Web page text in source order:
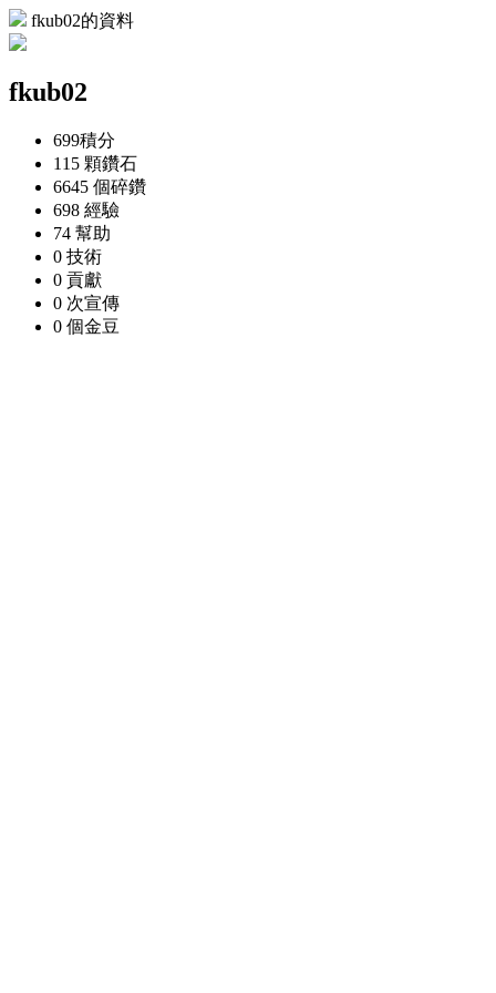
fkub02的資料
fkub02
699積分
115 顆鑽石
6645 個碎鑽
698 經驗
74 幫助
0 技術
0 貢獻
0 次宣傳
0 個金豆